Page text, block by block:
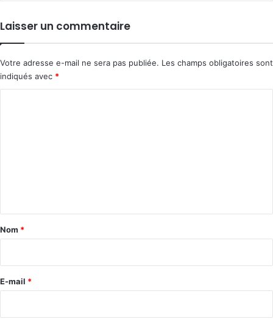
Laisser un commentaire
Votre adresse e-mail ne sera pas publiée. Les champs obligatoires sont
indiqués avec *
a
e
Nom *
E-mail *